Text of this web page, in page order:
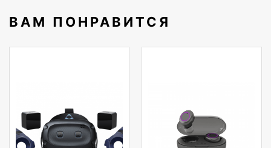
ВАМ ПОНРАВИТСЯ